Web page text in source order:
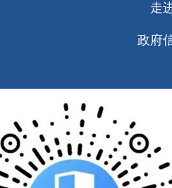
走
政府